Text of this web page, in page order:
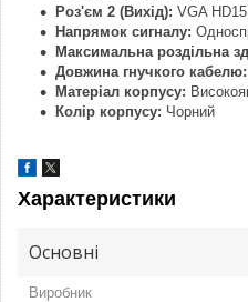
Роз'єм 2 (Вихід): VGA
Напрямок сигналу:
Максимальна роздільна
Довжина гнучкого кабелю:
Матеріал корпусу:
Колір корпусу: Чорний
Характеристики
Основні
Виробник